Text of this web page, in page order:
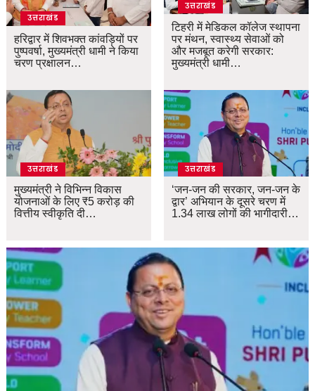
उत्तराखंड
हरिद्वार में शिवभक्त कांवड़ियों पर
पुष्पवर्षा, मुख्यमंत्री धामी ने किया
चरण प्रक्षालन…
उत्तराखंड
मुख्यमंत्री ने विभिन्न विकास
योजनाओं के लिए ₹5 करोड़ की
वित्तीय स्वीकृति दी…
उत्तराखंड
टिहरी में मेडिकल कॉलेज स्थापना
पर मंथन, स्वास्थ्य सेवाओं को
और मजबूत करेगी सरकार:
मुख्यमंत्री धामी…
उत्तराखंड
‘जन-जन की सरकार, जन-जन के
द्वार’ अभियान के दूसरे चरण में
1.34 लाख लोगों की भागीदारी…